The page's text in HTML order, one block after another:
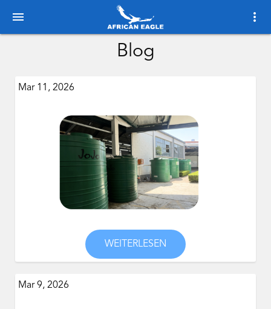
menu more_vert
Blog
Mar 11, 2026
WEITERLESEN
Mar 9, 2026